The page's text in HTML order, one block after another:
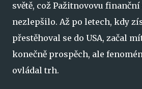
světě, což Pažitnovovu
nezlepšilo. Až po letech, kdy
přestěhoval se do USA, začal
konečně prospěch, ale
ovládal trh.